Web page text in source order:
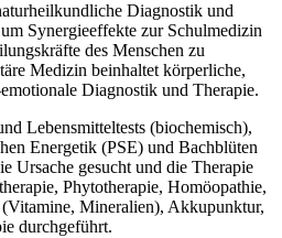
Diagnostik und
Synergieeffekte zur Schulmedizin
des Menschen zu
Medizin beinhaltet körperliche,
Diagnostik und Therapie.
Lebensmitteltests (biochemisch),
Energetik (PSE) und Bachblüten
Ursache gesucht und die Therapie
Phytotherapie, Homöopathie,
Mineralien), Akkupunktur,
durchgeführt.